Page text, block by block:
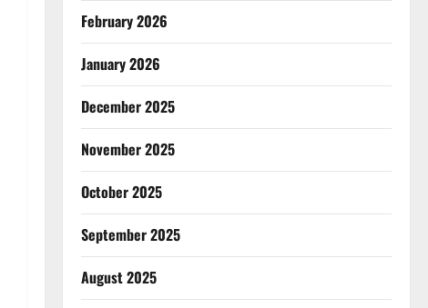
February 2026
January 2026
December 2025
November 2025
October 2025
September 2025
August 2025